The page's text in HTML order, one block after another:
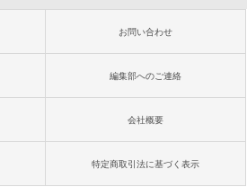
お問い合わせ
編集部へのご連絡
会社概要
特定商取引法に基づく表示